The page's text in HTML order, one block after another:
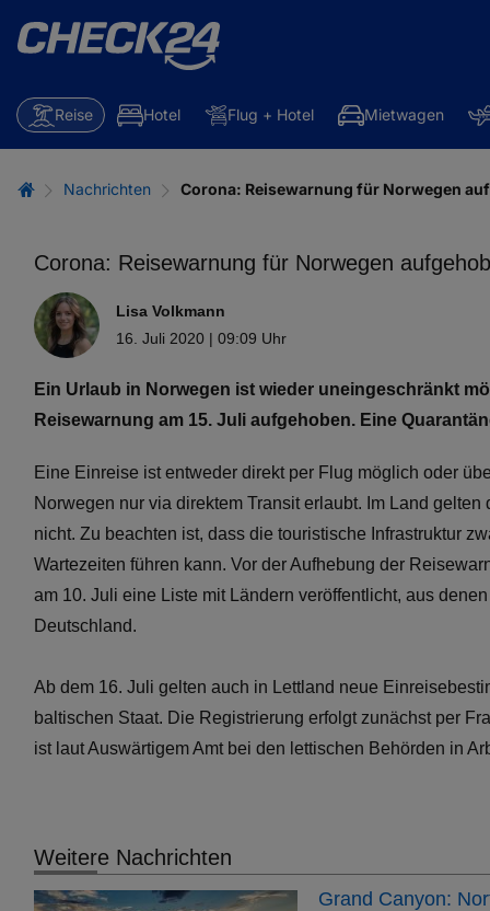
Reise Hotel Flug + Hotel Mietwagen
Nachrichten Corona: Reisewarnung für Norwegen
Corona: Reisewarnung für Norwegen
Lisa Volkmann
16. Juli 2020 | 09:09 Uhr
Ein Urlaub in Norwegen ist wieder uneingeschränkt
Reisewarnung am 15. Juli aufgehoben. Eine
Eine Einreise ist entweder direkt per Flug möglich oder
Norwegen nur via direktem Transit erlaubt. Im Land
nicht. Zu beachten ist, dass die touristische Infrastruktur
Wartezeiten führen kann. Vor der Aufhebung der
am 10. Juli eine Liste mit Ländern veröffentlicht, aus
Deutschland.
Ab dem 16. Juli gelten auch in Lettland neue
baltischen Staat. Die Registrierung erfolgt zunächst per
ist laut Auswärtigem Amt bei den lettischen Behörden in
Weitere Nachrichten
Grand Canyon: